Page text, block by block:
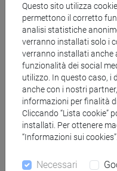
Corsi di studio
[LT40] LINGUE,
E DELL'AFRICA
cina/giappone /
Insegnamenti
Questo sito utilizza
permettono il corretto
analisi statistiche
verranno installati solo i
verranno installati anche
funzionalità dei social
utilizzo. In questo caso, i
anche con i nostri
informazioni per finalità
Cliccando “Lista cookie”
installati. Per ottenere
“Informazioni sui cookies”.
Necessari